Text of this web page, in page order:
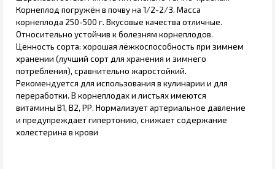
Корнеплод погружён в почву на 1/2-2/3. Масса
корнеплода 250-500 г. Вкусовые качества отличные.
Относительно устойчив к болезням корнеплодов.
Ценность сорта: хорошая лёжкоспособность при зимнем
хранении (лучший сорт для хранения и зимнего
потребления), сравнительно жаростойкий.
Рекомендуется для использования в кулинарии и для
переработки. В корнеплодах и листьях имеются
витамины B1, B2, РР. Нормализует артериальное давление
и предупреждает гипертонию, снижает содержание
холестерина в крови